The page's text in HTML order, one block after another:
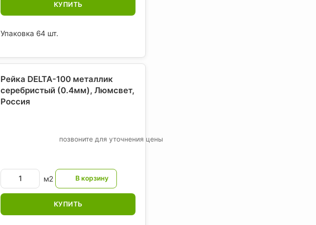
КУПИТЬ
Упаковка 64 шт.
Рейка DELTA-100 металлик
серебристый (0.4мм), Люмсвет,
Россия
позвоните для уточнения цены
м2
КУПИТЬ